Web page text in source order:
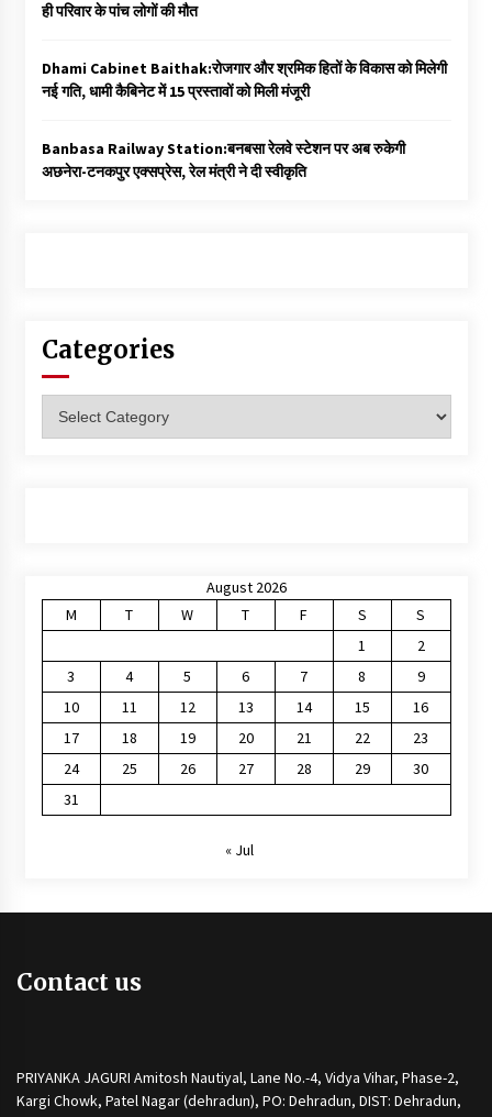
ही परिवार के पांच लोगों की मौत
Dhami Cabinet Baithak:रोजगार और श्रमिक हितों के विकास को मिलेगी
नई गति, धामी कैबिनेट में 15 प्रस्तावों को मिली मंजूरी
Banbasa Railway Station:बनबसा रेलवे स्टेशन पर अब रुकेगी
अछनेरा-टनकपुर एक्सप्रेस, रेल मंत्री ने दी स्वीकृति
Categories
August 2026
M
T W T F S
S
1
2
3
4 5 6 7 8
9
10
11 12 13 14 15
16
17
18 19 20 21 22
23
24
25 26 27 28 29
30
31
« Jul
Contact us
PRIYANKA JAGURI Amitosh Nautiyal, Lane No.-4, Vidya Vihar, Phase-2,
Kargi Chowk, Patel Nagar (dehradun), PO: Dehradun, DIST: Dehradun,